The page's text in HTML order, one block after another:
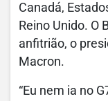
Canadá,
Reino Unido. O
anfitrião, o
Macron.
“Eu nem ia no